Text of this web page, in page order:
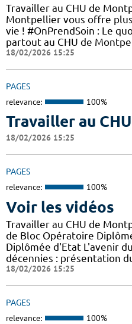
Travailler au CHU de
Montpellier vous offre
vie ! #OnPrendSoin : Le
partout au CHU de
18/02/2026 15:25
PAGES
relevance: 100%
Travailler au CHU
18/02/2026 15:25
PAGES
relevance: 100%
Voir les vidéos
Travailler au CHU de
de Bloc Opératoire
Diplômée d'Etat L'avenir
décennies : présentation
18/02/2026 15:25
PAGES
relevance: 100%